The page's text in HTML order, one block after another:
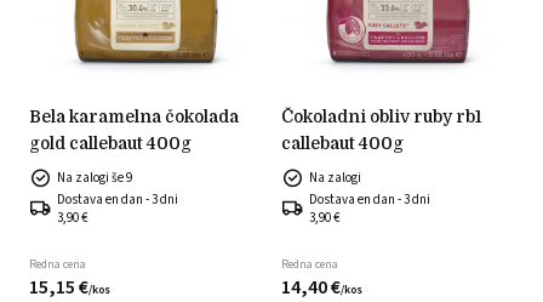
bela karamelna čokolada
gold callebaut 400g
Na zalogi še 9
Dostava en dan - 3 dni
3,90 €
Redna cena
15,15€/kos
čokoladni obliv ruby rb1
callebaut 400g
Na zalogi
Dostava en dan - 3 dni
3,90 €
Redna cena
14,40€/kos